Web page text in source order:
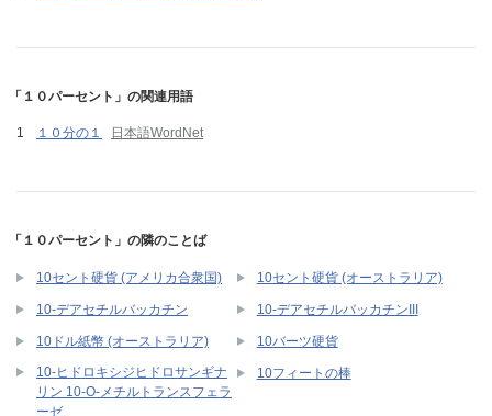
「１０パーセント」の関連用語
１０分の１ 日本語WordNet
「１０パーセント」の隣のことば
10セント硬貨 (アメリカ合衆国) 10セント硬貨 (オーストラリア)
10-デアセチルバッカチン 10-デアセチルバッカチンIII
10ドル紙幣 (オーストラリア)
10バーツ硬貨
10-ヒドロキシジヒドロサンギナ
リン 10-O-メチルトランスフェラ
ーゼ
10フィートの棒